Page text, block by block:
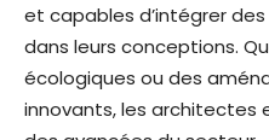
et capables d’intégrer
dans leurs conceptions.
écologiques ou des
innovants, les architectes